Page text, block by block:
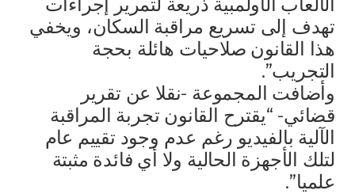
تهدف إلى تسريع مراقبة السكان، ويخفي
هذا القانون صلاحيات هائلة بحجة
التجريب”.
وأضافت المجموعة -نقلا عن تقرير
قضائي- “يقترح القانون تجربة المراقبة
الآلية بالفيديو رغم عدم وجود تقييم عام
لتلك الأجهزة الحالية ولا أي فائدة مثبتة
علميا”.